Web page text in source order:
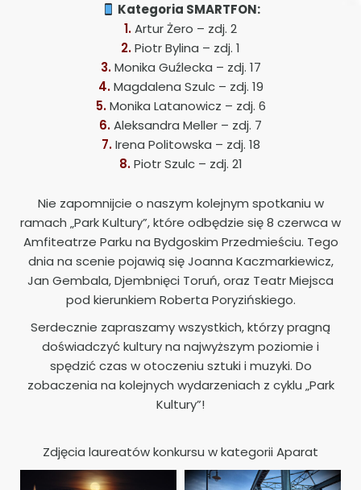
Kategoria SMARTFON:
Artur Żero – zdj. 2
Piotr Bylina – zdj. 1
Monika Guźlecka – zdj. 17
Magdalena Szulc – zdj. 19
Monika Latanowicz – zdj. 6
Aleksandra Meller – zdj. 7
Irena Politowska – zdj. 18
Piotr Szulc – zdj. 21
Nie zapomnijcie o naszym kolejnym spotkaniu w
ramach „Park Kultury”, które odbędzie się 8 czerwca w
Amfiteatrze Parku na Bydgoskim Przedmieściu. Tego
dnia na scenie pojawią się Joanna Kaczmarkiewicz,
Jan Gembala, Djembnięci Toruń, oraz Teatr Miejsca
pod kierunkiem Roberta Poryzińskiego.
Serdecznie zapraszamy wszystkich, którzy pragną
doświadczyć kultury na najwyższym poziomie i
spędzić czas w otoczeniu sztuki i muzyki. Do
zobaczenia na kolejnych wydarzeniach z cyklu „Park
Kultury”!
Zdjęcia laureatów konkursu w kategorii Aparat